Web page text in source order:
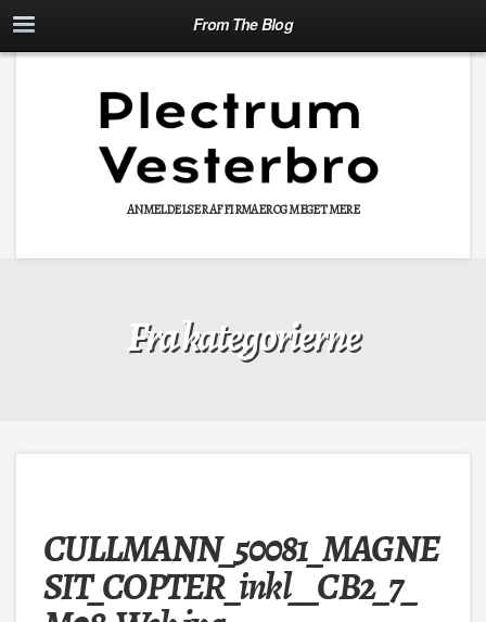
From The Blog
ANMELDELSER AF FIRMAER OG MEGET MERE
Fra kategorierne
CULLMANN_50081_MAGNE
SIT_COPTER_inkl__CB2_7_